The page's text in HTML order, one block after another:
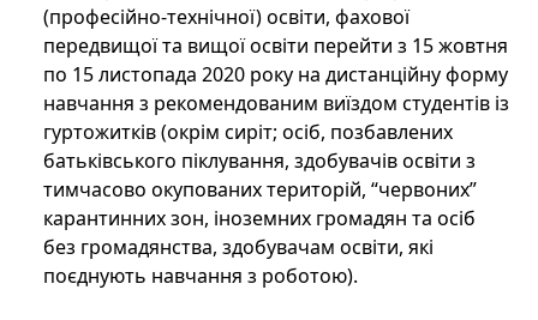
(професійно-технічної) освіти, фахової
передвищої та вищої освіти перейти з 15 жовтня
по 15 листопада 2020 року на дистанційну форму
навчання з рекомендованим виїздом студентів із
гуртожитків (окрім сиріт; осіб, позбавлених
батьківського піклування, здобувачів освіти з
тимчасово окупованих територій, “червоних”
карантинних зон, іноземних громадян та осіб
без громадянства, здобувачам освіти, які
поєднують навчання з роботою).